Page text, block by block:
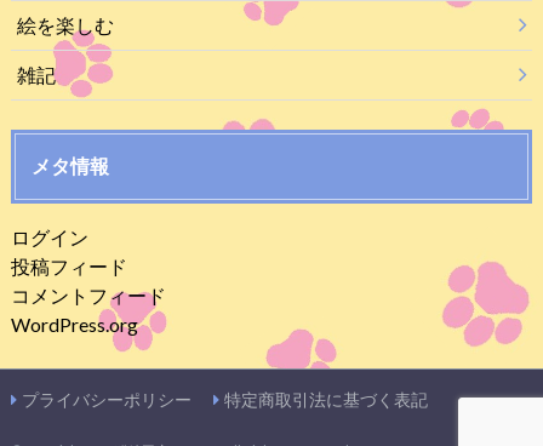
絵を楽しむ
雑記
メタ情報
ログイン
投稿フィード
コメントフィード
WordPress.org
プライバシーポリシー 特定商取引法に基づく表記